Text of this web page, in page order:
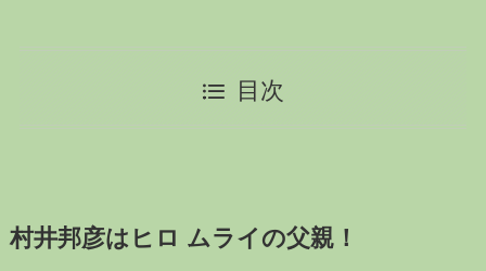
目次
村井邦彦はヒロ ムライの父親！